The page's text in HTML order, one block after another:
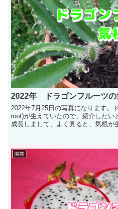
2022年 ドラゴンフルーツの
2022年7月25日の写真になります。
root)が生えていたので、紹介したい
成長しまして、よく見ると、気根が
園芸